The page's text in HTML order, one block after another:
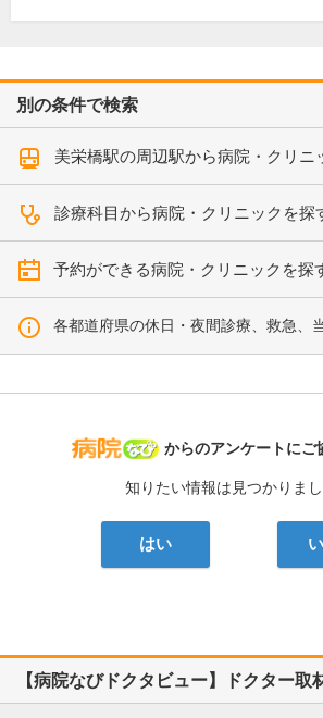
別の条件で検索
美栄橋駅の周辺駅から病院・クリニ
診療科目から病院・クリニックを探
予約ができる病院・クリニックを探
各都道府県の休日・夜間診療、救急、
病院なび
からのアンケートにご
知りたい情報は見つかりま
はい
【病院なびドクタビュー】ドクター取